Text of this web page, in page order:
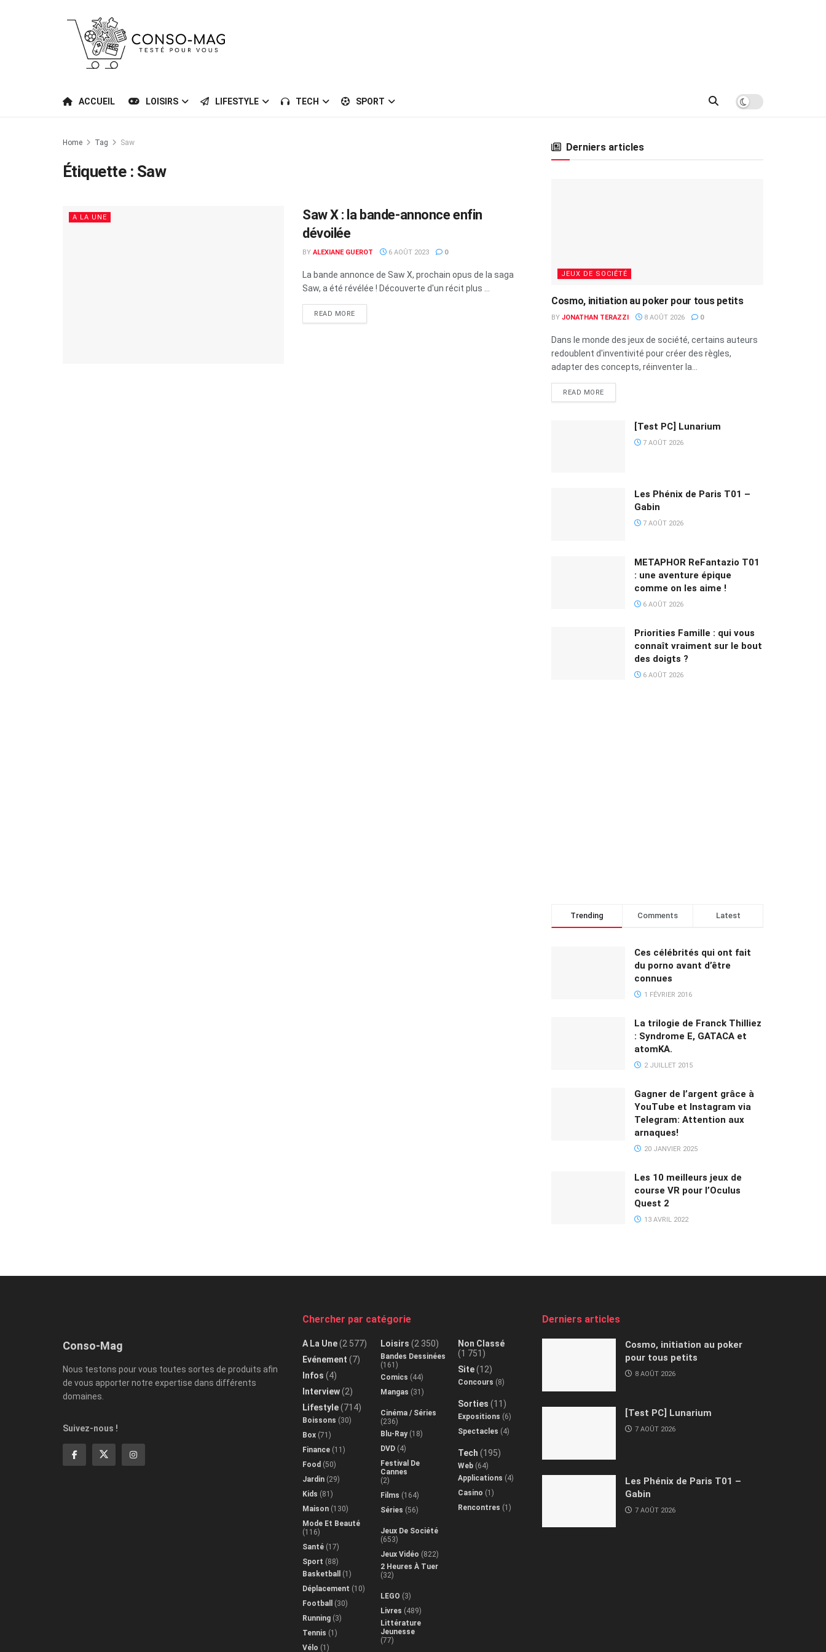
ACCUEIL LOISIRS LIFESTYLE TECH SPORT
Home Tag Saw
Étiquette : Saw
A LA UNE
Saw X : la bande-annonce enfin
dévoilée
BY ALEXIANE GUEROT 6 AOÛT 2023 0
La bande annonce de Saw X, prochain opus de la saga
Saw, a été révélée ! Découverte d'un récit plus ...
READ MORE
Derniers articles
JEUX DE SOCIÉTÉ
Cosmo, initiation au poker pour tous petits
BY JONATHAN TERAZZI 8 AOÛT 2026 0
Dans le monde des jeux de société, certains auteurs
redoublent d'inventivité pour créer des règles,
adapter des concepts, réinventer la...
READ MORE
[Test PC] Lunarium
7 AOÛT 2026
Les Phénix de Paris T01 –
Gabin
7 AOÛT 2026
METAPHOR ReFantazio T01
: une aventure épique
comme on les aime !
6 AOÛT 2026
Priorities Famille : qui vous
connaît vraiment sur le bout
des doigts ?
6 AOÛT 2026
Trending Comments Latest
Ces célébrités qui ont fait
du porno avant d’être
connues
1 FÉVRIER 2016
La trilogie de Franck Thilliez
: Syndrome E, GATACA et
atomKA.
2 JUILLET 2015
Gagner de l’argent grâce à
YouTube et Instagram via
Telegram: Attention aux
arnaques!
20 JANVIER 2025
Les 10 meilleurs jeux de
course VR pour l’Oculus
Quest 2
13 AVRIL 2022
Conso-Mag
Nous testons pour vous toutes sortes de produits afin
de vous apporter notre expertise dans différents
domaines.
Suivez-nous !
Chercher par catégorie
A La Une(2 577)
Evénement (7)
Infos (4)
Interview(2)
Lifestyle(714)
Boissons (30)
Box (71)
Finance (11)
Food (50)
Jardin (29)
Kids (81)
Maison (130)
Mode Et Beauté
(116)
Santé (17)
Sport (88)
Basketball
(1)
Déplacement (10)
Football
(30)
Running (3)
Tennis (1)
Vélo (1)
Loisirs (2 350)
Bandes Dessinées
(161)
Comics (44)
Mangas (31)
Cinéma / Séries
(236)
Blu-Ray(18)
DVD(4)
Festival De
Cannes
(2)
Films (164)
Séries (56)
Jeux De Société
(653)
Jeux Vidéo (822)
2 Heures À Tuer
(32)
LEGO (3)
Livres (489)
Littérature
Jeunesse
(77)
Non Classé
(1 751)
Site(12)
Concours (8)
Sorties (11)
Expositions (6)
Spectacles (4)
Tech (195)
Web (64)
Applications (4)
Casino (1)
Rencontres (1)
Derniers articles
Cosmo, initiation au poker
pour tous petits
8 AOÛT 2026
[Test PC] Lunarium
7 AOÛT 2026
Les Phénix de Paris T01 –
Gabin
7 AOÛT 2026